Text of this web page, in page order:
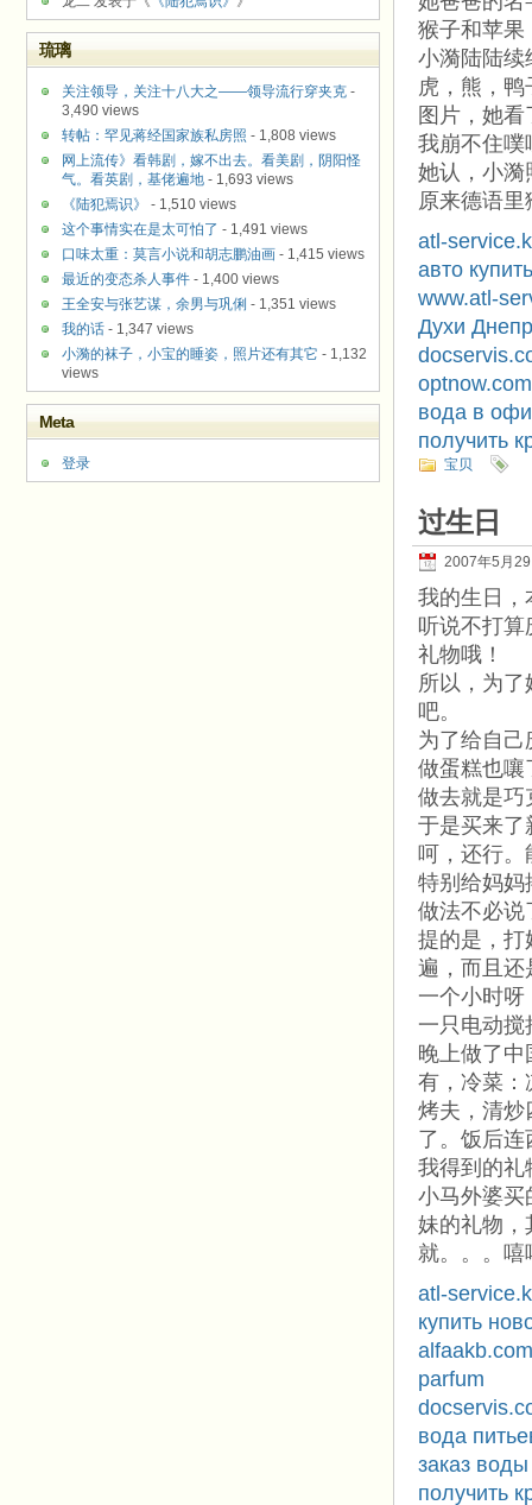
猴子和苹果
小漪陆陆续
虎，熊，
图片，她
我崩不住噗
她认，小漪
原来德语
atl-
авто купить
www.atl-
Духи
вода в
получить
宝贝
过生日
2007年5月
我的生日，
听说不打
礼物哦！
所以，为
吧。
为了给自
做蛋糕也嚷
做去就是巧
于是买来了
呵，还行。
特别给妈妈
做法不必说
提的是，打
遍，而且还
一个小时
一只电动
晚上做了
有，冷菜：
烤夫，清炒
了。饭后连
我得到的礼
小马外婆买
妹的礼物，
就。。。嘻
atl-
купить
alfaakb.com
parfum
вода
заказ воды
получить
琉璃
关注领导，关注十八大之——领导流行穿夹克 -
3,490 views
转帖：罕见蒋经国家族私房照 - 1,808 views
网上流传》看韩剧，嫁不出去。看美剧，阴阳怪
气。看英剧，基佬遍地 - 1,693 views
《陆犯焉识》
- 1,510 views
这个事情实在是太可怕了 - 1,491 views
口味太重：莫言小说和胡志鹏油画 - 1,415 views
最近的变态杀人事件 - 1,400 views
王全安与张艺谋，余男与巩俐 - 1,351 views
我的话 - 1,347 views
小漪的袜子，小宝的睡姿，照片还有其它 - 1,132
views
Meta
登录